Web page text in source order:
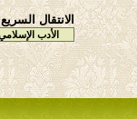
الانتقال السريع